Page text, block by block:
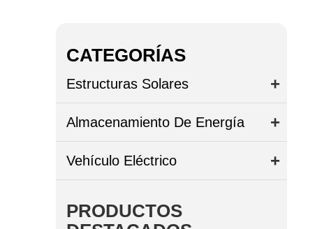
CATEGORÍAS
Estructuras Solares
Almacenamiento De Energía
Vehículo Eléctrico
PRODUCTOS